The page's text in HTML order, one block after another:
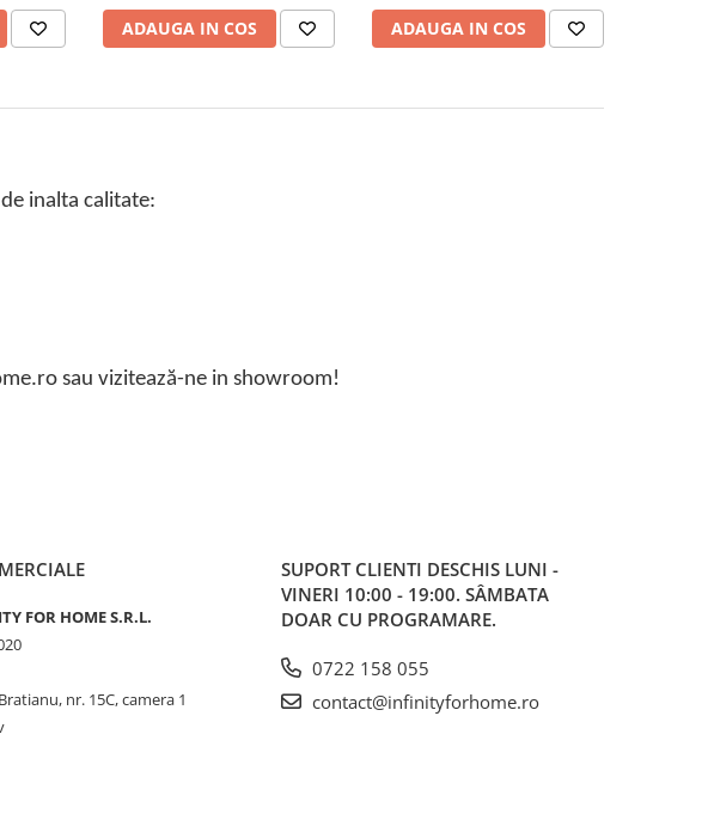
ADAUGA IN COS ADAUGA IN COS
de inalta calitate:
sau vizitează-ne in showroom!
FOR HOME S.R.L.
nr. 15C, camera 1
SUPORT CLIENTI DESCHIS LUNI -
VINERI 10:00 - 19:00. SÂMBATA
DOAR CU PROGRAMARE.
0722 158 055
contact@infinityforhome.ro